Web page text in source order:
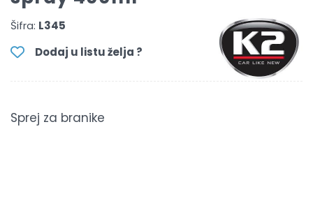
Šifra: L345
Dodaj u listu želja ?
Sprej za branike